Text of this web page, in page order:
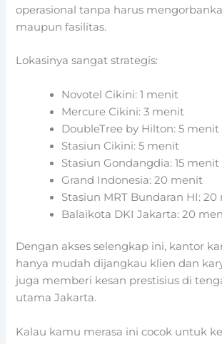
operasional tanpa harus
maupun fasilitas.
Lokasinya sangat strategis:
Novotel Cikini: 1 menit
Mercure Cikini: 3 menit
DoubleTree by Hilton: 5 menit
Stasiun Cikini: 5 menit
Stasiun Gondangdia: 15 menit
Grand Indonesia: 20 menit
Stasiun MRT Bundaran HI: 20
Balaikota DKI Jakarta: 20
Dengan akses selengkap ini, kantor
hanya mudah dijangkau klien dan
juga memberi kesan prestisius di
utama Jakarta.
Kalau kamu merasa ini cocok untuk